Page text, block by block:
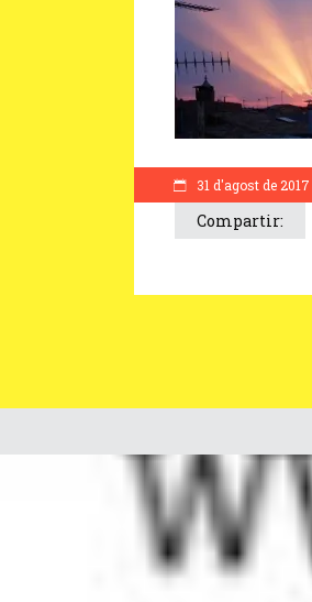
31 d'agost de 2017
Compartir: